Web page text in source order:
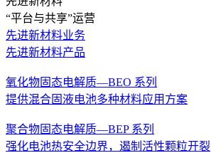
“平台与共享”运营
先进新材料业务
先进新材料产品
氧化物固态电解质—BEO 系列
提供混合固液电池多种材料应用方案
聚合物固态电解质—BEP 系列
强化电池热安全边界，遏制活性颗粒开裂